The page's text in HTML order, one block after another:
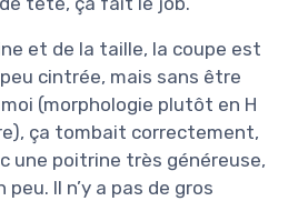
et de la taille, la coupe est
cintrée, mais sans être
(morphologie plutôt en H
ça tombait correctement,
une poitrine très généreuse,
Il n’y a pas de gros